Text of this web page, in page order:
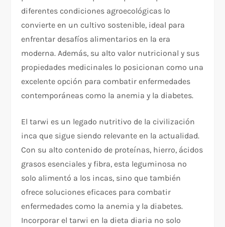
diferentes condiciones agroecológicas lo
convierte en un cultivo sostenible, ideal para
enfrentar desafíos alimentarios en la era
moderna. Además, su alto valor nutricional y sus
propiedades medicinales lo posicionan como una
excelente opción para combatir enfermedades
contemporáneas como la anemia y la diabetes.
El tarwi es un legado nutritivo de la civilización
inca que sigue siendo relevante en la actualidad.
Con su alto contenido de proteínas, hierro, ácidos
grasos esenciales y fibra, esta leguminosa no
solo alimentó a los incas, sino que también
ofrece soluciones eficaces para combatir
enfermedades como la anemia y la diabetes.
Incorporar el tarwi en la dieta diaria no solo